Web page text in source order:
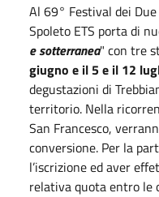
Al 69° Festival dei
Spoleto ETS porta di
e sotterranea" con tre
giugno e il 5 e il 12
degustazioni di
territorio. Nella
San Francesco,
conversione. Per la
l’iscrizione ed aver
relativa quota entro le